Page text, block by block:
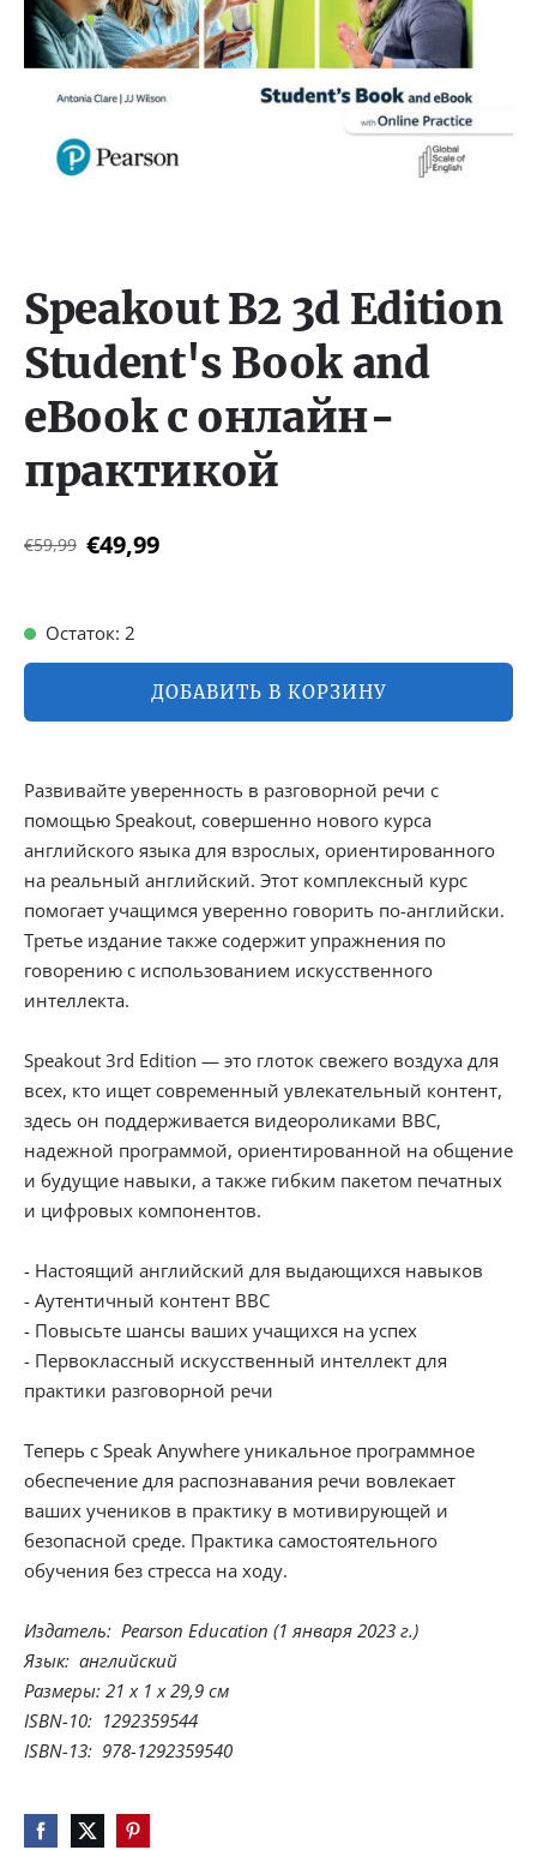
Speakout B2 3d Edition
Student's Book and
eBook с онлайн-
практикой
€59,99 €49,99
Остаток: 2
ДОБАВИТЬ В КОРЗИНУ
Развивайте уверенность в разговорной речи с
помощью Speakout, совершенно нового курса
английского языка для взрослых, ориентированного
на реальный английский. Этот комплексный курс
помогает учащимся уверенно говорить по-английски.
Третье издание также содержит упражнения по
говорению с использованием искусственного
интеллекта.
Speakout 3rd Edition — это глоток свежего воздуха для
всех, кто ищет современный увлекательный контент,
здесь он поддерживается видеороликами BBC,
надежной программой, ориентированной на общение
и будущие навыки, а также гибким пакетом печатных
и цифровых компонентов.
- Настоящий английский для выдающихся навыков
- Аутентичный контент BBC
- Повысьте шансы ваших учащихся на успех
- Первоклассный искусственный интеллект для
практики разговорной речи
Теперь с Speak Anywhere уникальное программное
обеспечение для распознавания речи вовлекает
ваших учеников в практику в мотивирующей и
безопасной среде. Практика самостоятельного
обучения без стресса на ходу.
Издатель: ‎ Pearson Education (1 января 2023 г.)
Язык: ‎ английский
Размеры: ‎21 x 1 x 29,9 см
ISBN-10: ‎ 1292359544
ISBN-13: ‎ 978-1292359540